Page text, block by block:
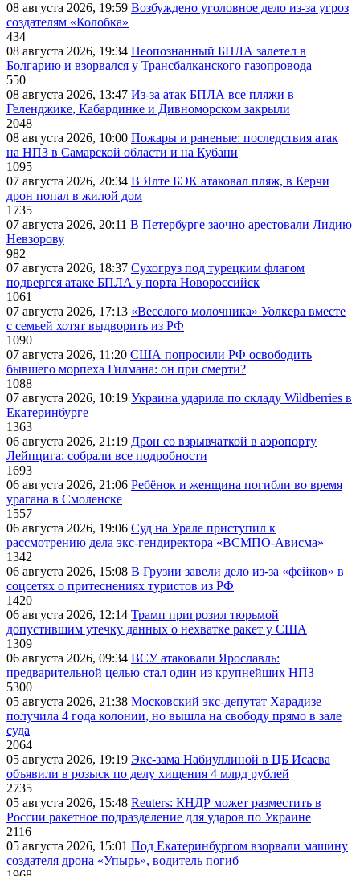
08 августа 2026, 19:59 Возбуждено уголовное дело из-за угроз
создателям «Колобка»
434
08 августа 2026, 19:34 Неопознанный БПЛА залетел в
Болгарию и взорвался у Трансбалканского газопровода
550
08 августа 2026, 13:47 Из-за атак БПЛА все пляжи в
Геленджике, Кабардинке и Дивноморском закрыли
2048
08 августа 2026, 10:00 Пожары и раненые: последствия атак
на НПЗ в Самарской области и на Кубани
1095
07 августа 2026, 20:34 В Ялте БЭК атаковал пляж, в Керчи
дрон попал в жилой дом
1735
07 августа 2026, 20:11 В Петербурге заочно арестовали Лидию
Невзорову
982
07 августа 2026, 18:37 Сухогруз под турецким флагом
подвергся атаке БПЛА у порта Новороссийск
1061
07 августа 2026, 17:13 «Веселого молочника» Уолкера вместе
с семьей хотят выдворить из РФ
1090
07 августа 2026, 11:20 США попросили РФ освободить
бывшего морпеха Гилмана: он при смерти?
1088
07 августа 2026, 10:19 Украина ударила по складу Wildberries в
Екатеринбурге
1363
06 августа 2026, 21:19 Дрон со взрывчаткой в аэропорту
Лейпцига: собрали все подробности
1693
06 августа 2026, 21:06 Ребёнок и женщина погибли во время
урагана в Смоленске
1557
06 августа 2026, 19:06 Суд на Урале приступил к
рассмотрению дела экс-гендиректора «ВСМПО-Ависма»
1342
06 августа 2026, 15:08 В Грузии завели дело из-за «фейков» в
соцсетях о притеснениях туристов из РФ
1420
06 августа 2026, 12:14 Трамп пригрозил тюрьмой
допустившим утечку данных о нехватке ракет у США
1309
06 августа 2026, 09:34 ВСУ атаковали Ярославль:
предварительной целью стал один из крупнейших НПЗ
5300
05 августа 2026, 21:38 Московский экс-депутат Харадизе
получила 4 года колонии, но вышла на свободу прямо в зале
суда
2064
05 августа 2026, 19:19 Экс-зама Набиуллиной в ЦБ Исаева
объявили в розыск по делу хищения 4 млрд рублей
2735
05 августа 2026, 15:48 Reuters: КНДР может разместить в
России ракетное подразделение для ударов по Украине
2116
05 августа 2026, 15:01 Под Екатеринбургом взорвали машину
создателя дрона «Упырь», водитель погиб